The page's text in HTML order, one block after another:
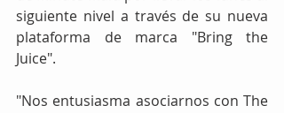
siguiente nivel a través de su nueva
plataforma de marca "Bring the
Juice".
"Nos entusiasma asociarnos con The